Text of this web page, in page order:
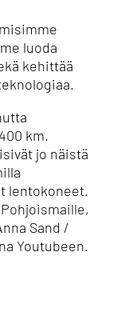
luoda
kehittää
km.
jo näistä
lentokoneet.
Sand /
Youtubeen.